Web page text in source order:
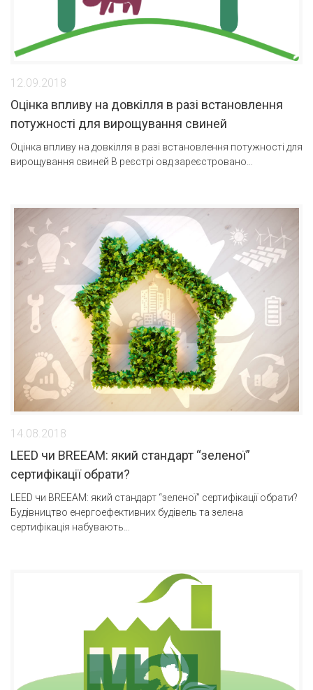
12.09.2018
Оцінка впливу на довкілля в разі встановлення
потужності для вирощування свиней
Оцінка впливу на довкілля в разі встановлення потужності для
вирощування свиней В реєстрі овд зареєстровано…
14.08.2018
LEED чи BREEAM: який стандарт “зеленої”
сертифікації обрати?
LEED чи BREEAM: який стандарт “зеленої” сертифікації обрати?
Будівництво енергоефективних будівель та зелена
сертифікація набувають…